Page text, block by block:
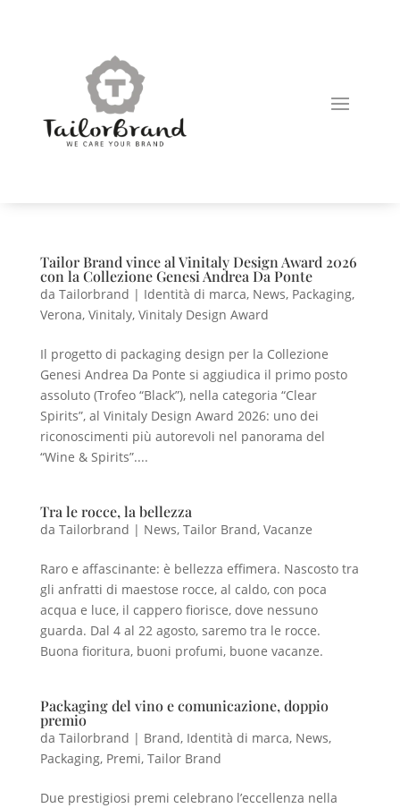
Tailor Brand vince al Vinitaly Design Award 2026
con la Collezione Genesi Andrea Da Ponte
da Tailorbrand | Identità di marca, News, Packaging,
Verona, Vinitaly, Vinitaly Design Award
Il progetto di packaging design per la Collezione
Genesi Andrea Da Ponte si aggiudica il primo posto
assoluto (Trofeo “Black”), nella categoria “Clear
Spirits”, al Vinitaly Design Award 2026: uno dei
riconoscimenti più autorevoli nel panorama del
“Wine & Spirits”....
Tra le rocce, la bellezza
da Tailorbrand | News, Tailor Brand, Vacanze
Raro e affascinante: è bellezza effimera. Nascosto tra
gli anfratti di maestose rocce, al caldo, con poca
acqua e luce, il cappero fiorisce, dove nessuno
guarda. Dal 4 al 22 agosto, saremo tra le rocce.
Buona fioritura, buoni profumi, buone vacanze.
Packaging del vino e comunicazione, doppio
premio
da Tailorbrand | Brand, Identità di marca, News,
Packaging, Premi, Tailor Brand
Due prestigiosi premi celebrano l’eccellenza nella